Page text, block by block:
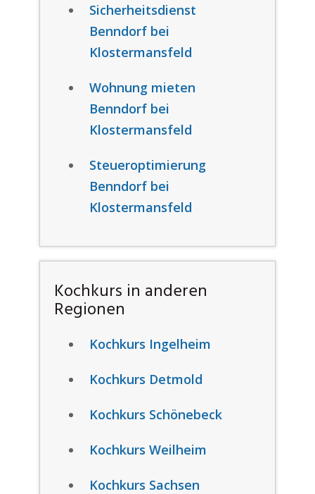
Sicherheitsdienst
Benndorf bei
Klostermansfeld
Wohnung mieten
Benndorf bei
Klostermansfeld
Steueroptimierung
Benndorf bei
Klostermansfeld
Kochkurs in anderen
Regionen
Kochkurs Ingelheim
Kochkurs Detmold
Kochkurs Schönebeck
Kochkurs Weilheim
Kochkurs Sachsen